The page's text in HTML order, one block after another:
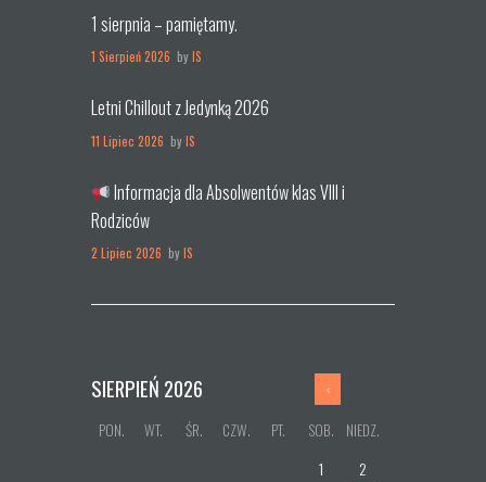
1 sierpnia – pamiętamy.
1 Sierpień 2026 byIS
Letni Chillout z Jedynką 2026
11 Lipiec 2026 byIS
Informacja dla Absolwentów klas VIII i
Rodziców
2 Lipiec 2026 byIS
SIERPIEŃ 2026
PON. WT. ŚR. CZW. PT. SOB. NIEDZ.
1
2